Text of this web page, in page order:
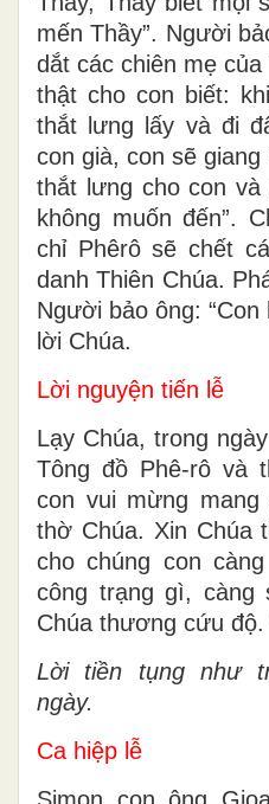
mến Thầy”. Người
dắt các chiên mẹ
thật cho con biết:
thắt lưng lấy và đi
con già, con sẽ
thắt lưng cho con
không muốn đến”.
chỉ Phêrô sẽ chết
danh Thiên Chúa.
Người bảo ông:
lời Chúa.
Lời nguyện tiến lễ
Lạy Chúa, trong
Tông đồ Phê-rô và
con vui mừng
thờ Chúa. Xin Chúa
cho chúng con
công trạng gì,
Chúa thương cứu
Lời tiền tụng như
ngày.
Ca hiệp lễ
Simon con ông